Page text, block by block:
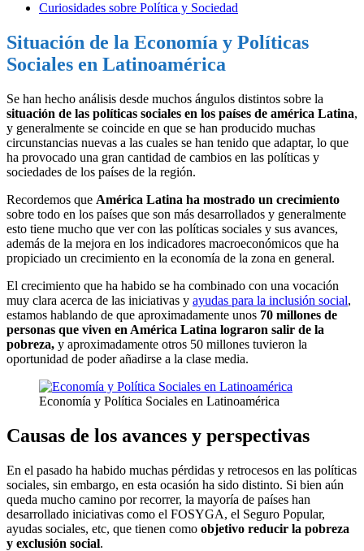
Curiosidades sobre Política y Sociedad
Situación de la Economía y Políticas
Sociales en Latinoamérica
Se han hecho análisis desde muchos ángulos distintos sobre la
situación de las políticas sociales en los países de américa Latina,
y generalmente se coincide en que se han producido muchas
circunstancias nuevas a las cuales se han tenido que adaptar, lo que
ha provocado una gran cantidad de cambios en las políticas y
sociedades de los países de la región.
Recordemos que América Latina ha mostrado un crecimiento
sobre todo en los países que son más desarrollados y generalmente
esto tiene mucho que ver con las políticas sociales y sus avances,
además de la mejora en los indicadores macroeconómicos que ha
propiciado un crecimiento en la economía de la zona en general.
El crecimiento que ha habido se ha combinado con una vocación
muy clara acerca de las iniciativas y ayudas para la inclusión social,
estamos hablando de que aproximadamente unos 70 millones de
personas que viven en América Latina lograron salir de la
pobreza, y aproximadamente otros 50 millones tuvieron la
oportunidad de poder añadirse a la clase media.
Economía y Política Sociales en Latinoamérica
Causas de los avances y perspectivas
En el pasado ha habido muchas pérdidas y retrocesos en las políticas
sociales, sin embargo, en esta ocasión ha sido distinto. Si bien aún
queda mucho camino por recorrer, la mayoría de países han
desarrollado iniciativas como el FOSYGA, el Seguro Popular,
ayudas sociales, etc, que tienen como objetivo reducir la pobreza
y exclusión social.